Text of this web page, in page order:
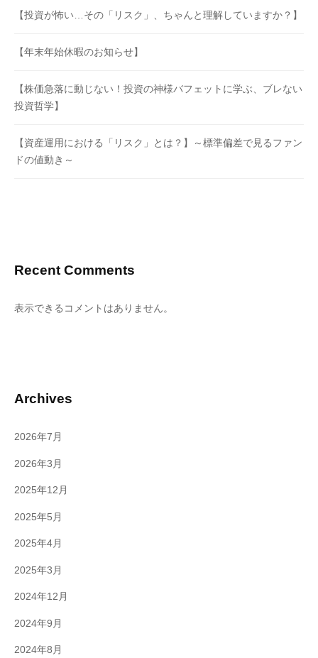
【投資が怖い…その「リスク」、ちゃんと理解していますか？】
【年末年始休暇のお知らせ】
【株価急落に動じない！投資の神様バフェットに学ぶ、ブレない
投資哲学】
【資産運用における「リスク」とは？】～標準偏差で見るファン
ドの値動き～
Recent Comments
表示できるコメントはありません。
Archives
2026年7月
2026年3月
2025年12月
2025年5月
2025年4月
2025年3月
2024年12月
2024年9月
2024年8月